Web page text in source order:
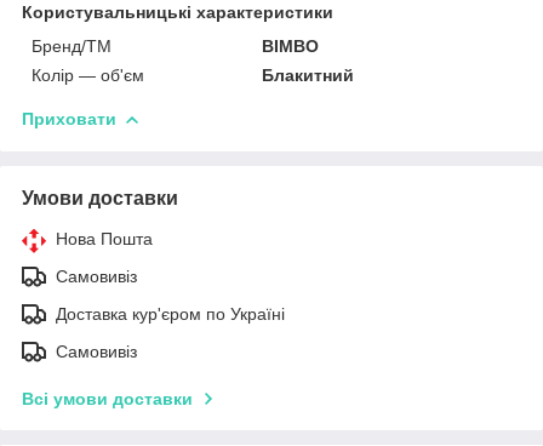
Користувальницькі характеристики
Бренд/ТМ
BIMBO
Колір — об'єм
Блакитний
Приховати
Умови доставки
Нова Пошта
Самовивіз
Доставка кур'єром по Україні
Самовивіз
Всі умови доставки